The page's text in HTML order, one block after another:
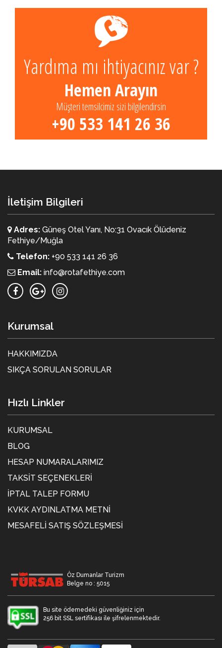
Yardıma mı ihtiyacınız var ?
Hemen Arayın
Müşteri temsilcimiz sizi bilgilendirsin
+90 533 141 26 36
İletişim Bilgileri
Adres: Güneş Otel Yanı, No:31 Ovacık Ölüdeniz
Fethiye/Muğla
Telefon: +90 533 141 26 36
Email: info@rotafethiye.com
Kurumsal
HAKKIMIZDA
SIKÇA SORULAN SORULAR
Hızlı Linkler
KURUMSAL
BLOG
HESAP NUMARALARIMIZ
TAKSIT SEÇENEKLERI
İPTAL TALEP FORMU
KVKK AYDINLATMA METNİ
MESAFELI SATIŞ SÖZLEŞMESI
Öz Dumanlar Turizm
Belge no : 5015
Bu site ödemedeki güvenliğiniz için
256 bit SSL sertifikası ile şifrelenmektedir.